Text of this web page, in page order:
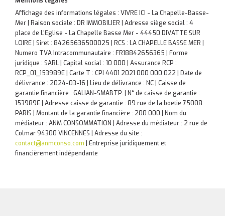
Affichage des informations légales : VIVRE ICI - La Chapelle-Basse-
Mer | Raison sociale : DR IMMOBILIER | Adresse siège social : 4
place de L'Eglise - La Chapelle Basse Mer - 44450 DIVATTE SUR
LOIRE | Siret : 84265636500025 | RCS : LA CHAPELLE BASSE MER |
Numero TVA Intracommunautaire : FR18842656365 | Forme
juridique : SARL | Capital social : 10 000 | Assurance RCP :
RCP_01_153989E | Carte T : CPI 4401 2021 000 000 022 | Date de
délivrance : 2024-03-16 | Lieu de délivrance : NC | Caisse de
garantie financière : GALIAN-SMABTP. | N° de caisse de garantie :
153989E | Adresse caisse de garantie : 89 rue de la boetie 75008
PARIS | Montant de la garantie financière : 200 000 | Nom du
médiateur : ANM CONSOMMATION | Adresse du médiateur : 2 rue de
Colmar 94300 VINCENNES | Adresse du site :
contact@anmconso.com
Entreprise juridiquement et
financièrement indépendante